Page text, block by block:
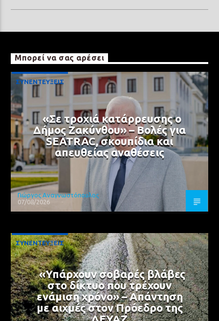
Μπορεί να σας αρέσει
ΣΥΝΕΝΤΕΥΞΕΙΣ
«Σε τροχιά κατάρρευσης ο
Δήμος Ζακύνθου» – Βολές για
SEATRAC, σκουπίδια και
απευθείας αναθέσεις
Γιώργος Αναγνωστόπουλος
07/08/2026
ΣΥΝΕΝΤΕΥΞΕΙΣ
«Υπάρχουν σοβαρές βλάβες
στο δίκτυο που τρέχουν
ενάμιση χρόνο» – Απάντηση
με αιχμές στον Πρόεδρο της